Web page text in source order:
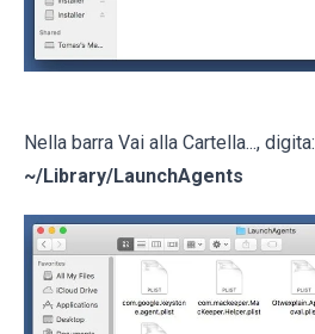
Nella barra Vai alla Cartella..., digita:
~/Library/LaunchAgents